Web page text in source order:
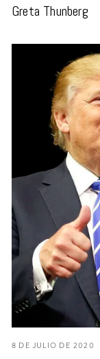
Greta Thunberg
8 DE JULIO DE 2020